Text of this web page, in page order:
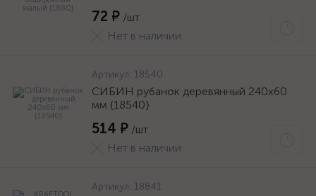
72 ₽ /шт
Нет в наличии
Артикул: 18540
СИБИН рубанок деревянный 240х60
мм {18540}
514 ₽ /шт
Нет в наличии
Артикул: 18841